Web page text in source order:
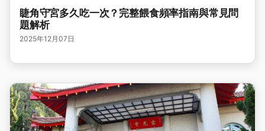
睫角守宮多久吃一次？完整餵食頻率指南與常見問
題解析
2025年12月07日